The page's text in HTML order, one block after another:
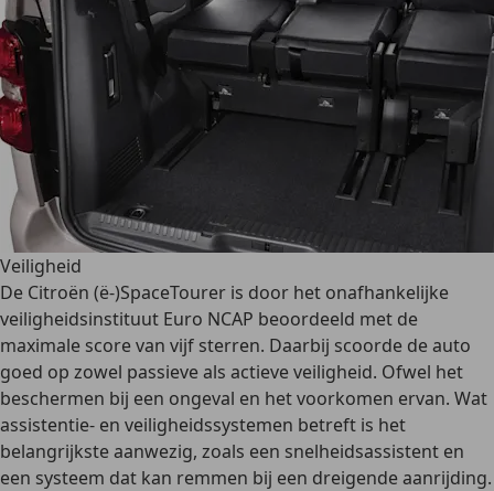
Veiligheid
De Citroën (ë-)SpaceTourer is door het onafhankelijke
veiligheidsinstituut Euro NCAP beoordeeld met de
maximale score van vijf sterren. Daarbij scoorde de auto
goed op zowel passieve als actieve veiligheid. Ofwel het
beschermen bij een ongeval en het voorkomen ervan. Wat
assistentie- en veiligheidssystemen betreft is het
belangrijkste aanwezig, zoals een snelheidsassistent en
een systeem dat kan remmen bij een dreigende aanrijding.